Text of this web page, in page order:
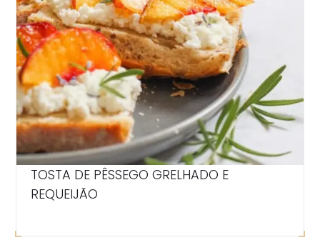
TOSTA DE PÊSSEGO GRELHADO E
REQUEIJÃO